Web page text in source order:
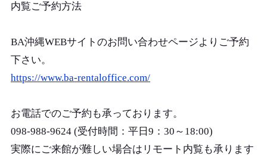
内覧ご予約方法
BA沖縄WEBサイトのお問い合わせページよりご予約
下さい。
https://www.ba-rentaloffice.com/
お電話でのご予約も承っております。
098-988-9624 (受付時間：平日9：30～18:00)
実際にご来館が難しい場合はリモート内覧も承ります